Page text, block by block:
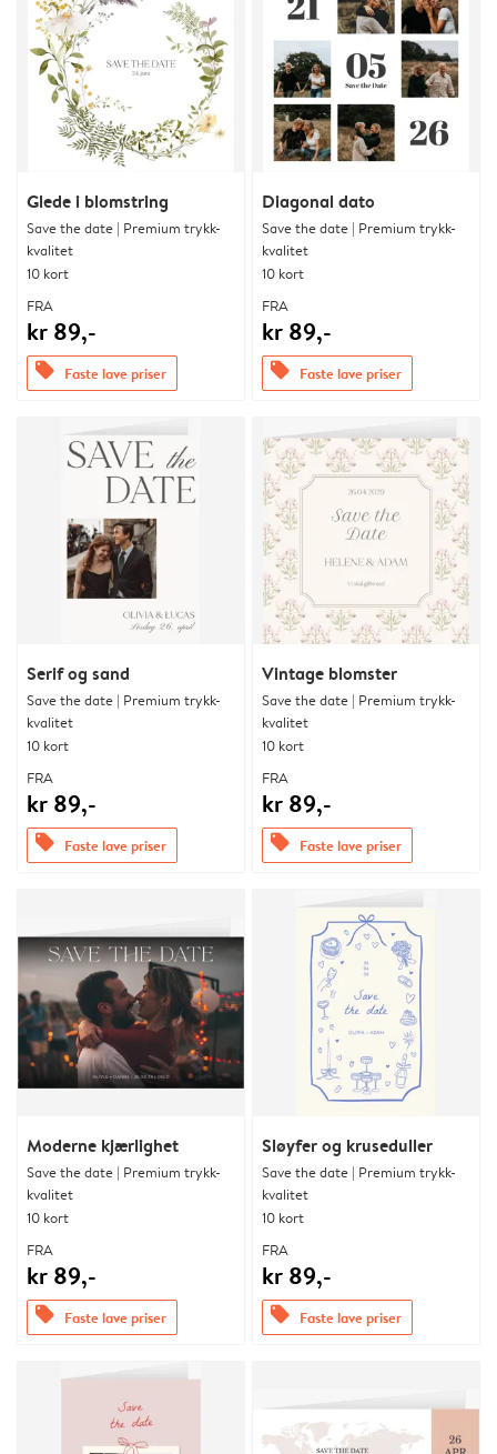
Glede i blomstring
Save the date | Premium trykk-
kvalitet
10 kort
FRA
kr 89,-
offers Faste lave priser
Diagonal dato
Save the date | Premium trykk-
kvalitet
10 kort
FRA
kr 89,-
offers Faste lave priser
Serif og sand
Save the date | Premium trykk-
kvalitet
10 kort
FRA
kr 89,-
offers Faste lave priser
Vintage blomster
Save the date | Premium trykk-
kvalitet
10 kort
FRA
kr 89,-
offers Faste lave priser
Moderne kjærlighet
Save the date | Premium trykk-
kvalitet
10 kort
FRA
kr 89,-
offers Faste lave priser
Sløyfer og kruseduller
Save the date | Premium trykk-
kvalitet
10 kort
FRA
kr 89,-
offers Faste lave priser